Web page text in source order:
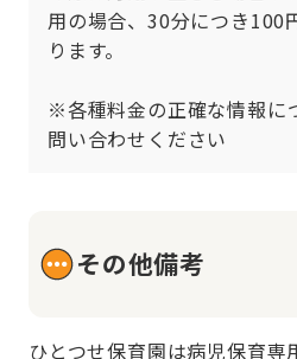
用の場合、30分につき100
ります。
※各種料金の正確な情報に
問い合わせください
その他備考
ひとつせ保育園は病児保育専